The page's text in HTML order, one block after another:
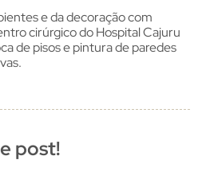
e da decoração com
cirúrgico do Hospital Cajuru
de pisos e pintura de paredes
post!